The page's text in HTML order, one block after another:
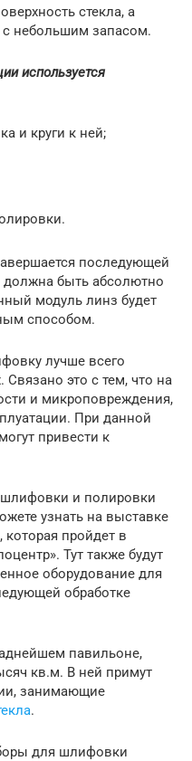
стекла, а
с небольшим запасом.
используется
и круги к ней;
последующей
должна быть абсолютно
модуль линз будет
способом.
лучше всего
это с тем, что на
и микроповреждения,
При данной
привести к
шлифовки и полировки
узнать на выставке
пройдет в
Тут также будут
оборудование для
обработке
павильоне,
кв.м. В ней примут
занимающие
.
для шлифовки